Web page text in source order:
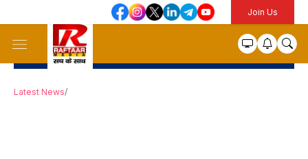
Join Us
Latest News/